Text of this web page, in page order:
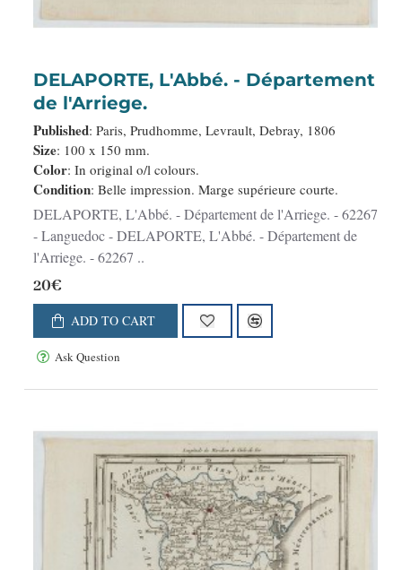
DELAPORTE, L'Abbé. - Département
de l'Arriege.
Published: Paris, Prudhomme, Levrault, Debray, 1806
Size: 100 x 150 mm.
Color: In original o/l colours.
Condition: Belle impression. Marge supérieure courte.
DELAPORTE, L'Abbé. - Département de l'Arriege. - 62267
- Languedoc - DELAPORTE, L'Abbé. - Département de
l'Arriege. - 62267 ..
20€
ADD TO CART
Ask Question